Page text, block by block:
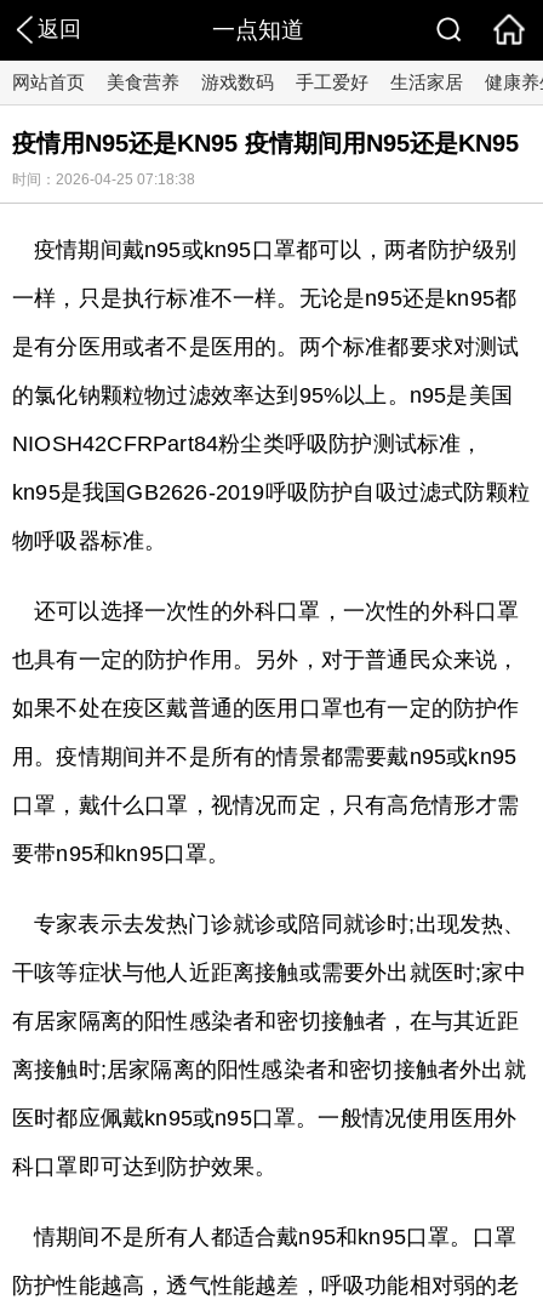
返回 一点知道
网站首页 美食营养 游戏数码 手工爱好 生活家居 健康养
疫情用N95还是KN95 疫情期间用N95还是KN95
时间：2026-04-25 07:18:38
疫情期间戴n95或kn95口罩都可以，两者防护级别
一样，只是执行标准不一样。无论是n95还是kn95都
是有分医用或者不是医用的。两个标准都要求对测试
的氯化钠颗粒物过滤效率达到95%以上。n95是美国
NIOSH42CFRPart84粉尘类呼吸防护测试标准，
kn95是我国GB2626-2019呼吸防护自吸过滤式防颗粒
物呼吸器标准。
还可以选择一次性的外科口罩，一次性的外科口罩
也具有一定的防护作用。另外，对于普通民众来说，
如果不处在疫区戴普通的医用口罩也有一定的防护作
用。疫情期间并不是所有的情景都需要戴n95或kn95
口罩，戴什么口罩，视情况而定，只有高危情形才需
要带n95和kn95口罩。
专家表示去发热门诊就诊或陪同就诊时;出现发热、
干咳等症状与他人近距离接触或需要外出就医时;家中
有居家隔离的阳性感染者和密切接触者，在与其近距
离接触时;居家隔离的阳性感染者和密切接触者外出就
医时都应佩戴kn95或n95口罩。一般情况使用医用外
科口罩即可达到防护效果。
情期间不是所有人都适合戴n95和kn95口罩。口罩
防护性能越高，透气性能越差，呼吸功能相对弱的老